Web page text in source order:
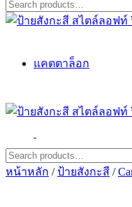
ฮาร์เล่ย์โฆษณาเก่าโบรา
O8664277II
for:
ฮาร์เล่ย์โฆษณาเก่าโบรา
แคตตาล็อก
ป้ายสังกะสี สไตล์ลอฟท์ วิน
ป้ายวินเทจ แต่งบ้าน ร้าน
ฮาร์เล่ย์โฆษณาเก่าโบรา
O8664277II
for:
หน้าหลัก /ป้ายสังกะสี /